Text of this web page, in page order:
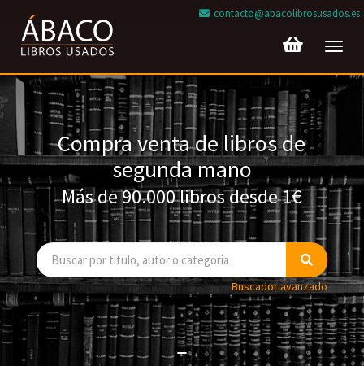
contacto@abacolibrosusados.es
Compra venta de libros de
segunda mano
Más de 90.000 libros desde 1€
Buscador avanzado